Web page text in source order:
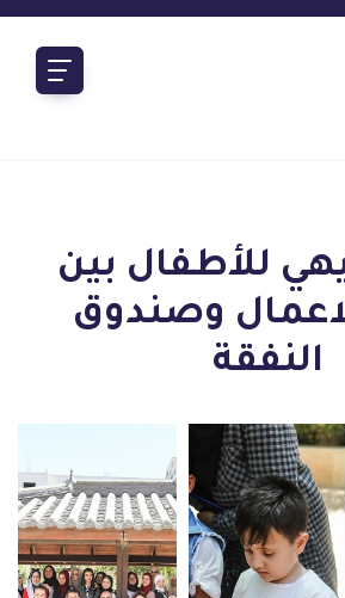
للأطفال بين
وصندوق
النفقة